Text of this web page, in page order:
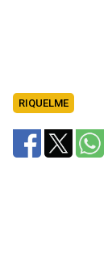
RIQUELME